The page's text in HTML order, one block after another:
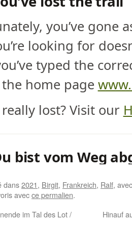
dans2021, Birgit, Frankreich, Ralf,
avecce permalien.
im Tal des Lot /
Hinauf